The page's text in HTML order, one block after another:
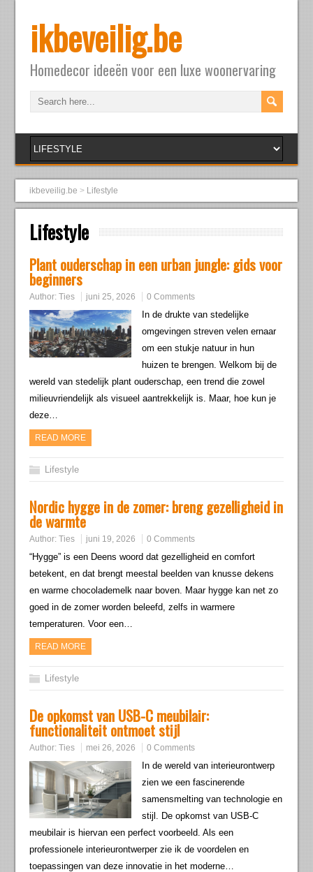
ikbeveilig.be
Homedecor ideeën voor een luxe woonervaring
ikbeveilig.be > Lifestyle
Lifestyle
Plant ouderschap in een urban jungle: gids voor
beginners
Author:Ties juni 25, 2026 0 Comments
In de drukte van stedelijke
omgevingen streven velen ernaar
om een stukje natuur in hun
huizen te brengen. Welkom bij de
wereld van stedelijk plant ouderschap, een trend die zowel
milieuvriendelijk als visueel aantrekkelijk is. Maar, hoe kun je
deze…
READ MORE
Lifestyle
Nordic hygge in de zomer: breng gezelligheid in
de warmte
Author:Ties juni 19, 2026 0 Comments
“Hygge” is een Deens woord dat gezelligheid en comfort
betekent, en dat brengt meestal beelden van knusse dekens
en warme chocolademelk naar boven. Maar hygge kan net zo
goed in de zomer worden beleefd, zelfs in warmere
temperaturen. Voor een…
READ MORE
Lifestyle
De opkomst van USB-C meubilair:
functionaliteit ontmoet stijl
Author:Ties mei 26, 2026 0 Comments
In de wereld van interieurontwerp
zien we een fascinerende
samensmelting van technologie en
stijl. De opkomst van USB-C
meubilair is hiervan een perfect voorbeeld. Als een
professionele interieurontwerper zie ik de voordelen en
toepassingen van deze innovatie in het moderne…